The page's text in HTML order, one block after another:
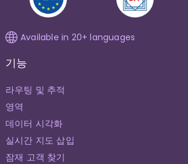
Available in 20+ languages
기능
라우팅 및 추적
영역
데이터 시각화
실시간 지도 삽입
잠재 고객 찾기